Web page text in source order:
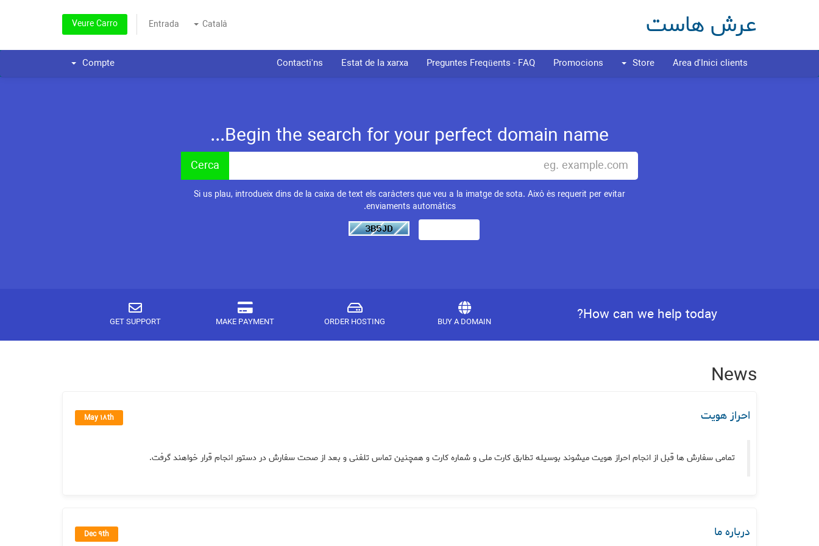
Català
Entrada
Veure Carro عرش هاست
Àrea d'Inici clients
Store
Promocions
Preguntes Freqüents - FAQ
Estat de la xarxa
Contacti'ns
Compte
Begin the search for your perfect domain name...
Si us plau, introdueix dins de la caixa de text els caràcters que veu a la imatge de sota. Això és requerit per evitar
enviaments automàtics.
How can we help today?
BUY A DOMAIN
ORDER HOSTING
MAKE PAYMENT
GET SUPPORT
News
May 18th احراز هویت
تمامی سفارش ها قبل از انجام احراز هویت میشوند بوسیله تطابق کارت ملی و شماره کارت و همچنین تماس تلفنی و بعد از صحت سفارش در دستور انجام قرار خواهند گرفت.
Dec 9th درباره ما